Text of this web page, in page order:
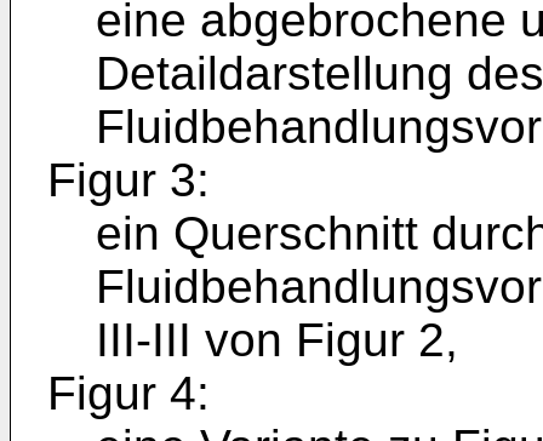
eine abgebrochene
Detaildarstellung
Figur 3:
ein Querschnitt
III-III von Figur 2,
Figur 4: